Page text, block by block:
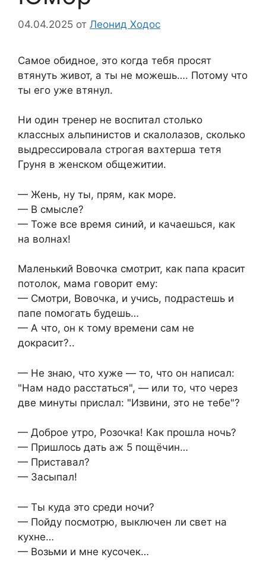
04.04.2025 от Леонид Ходос
Самое обидное, это когда тебя просят
втянуть живот, а ты не можешь…. Потому что
ты его уже втянул.
Ни один тренер не воспитал столько
классных альпинистов и скалолазов, сколько
выдрессировала строгая вахтерша тетя
Груня в женском общежитии.
— Жень, ну ты, прям, как море.
— В смысле?
— Тоже все время синий, и качаешься, как
на волнах!
Маленький Вовочка смотрит, как папа красит
потолок, мама говорит ему:
— Смотри, Вовочка, и учись, подрастешь и
папе помогать будешь…
— А что, он к тому времени сам не
докрасит?..
— Не знаю, что хуже — то, что он написал:
"Нам надо расстаться", — или то, что через
две минуты прислал: "Извини, это не тебе"?
— Доброе утро, Розочка! Как прошла ночь?
— Пришлось дать аж 5 пощёчин…
— Приставал?
— Засыпал!
— Ты куда это среди ночи?
— Пойду посмотрю, выключен ли свет на
кухне…
— Возьми и мне кусочек…